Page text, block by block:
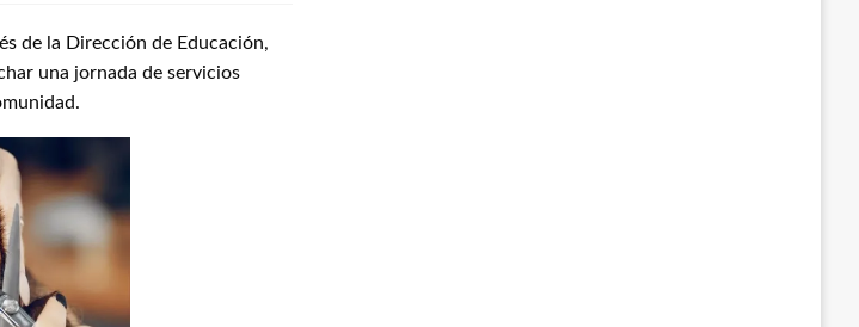
de la Dirección de Educación,
una jornada de servicios